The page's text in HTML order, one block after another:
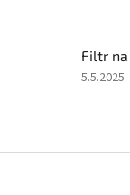
z
5
Hodnocení
5.5.2025